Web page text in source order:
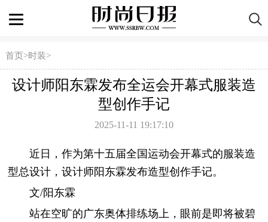
首页>时装>
设计师阳东霖发布全运会开幕式服装造
型创作手记
2025-11-11 19:17:10
近日，作为第十五届全国运动会开幕式的服装造
型总设计，设计师阳东霖发布造型创作手记。
文/阳东霖
站在空旷的广东奥体排练场上，眼前是即将被碧